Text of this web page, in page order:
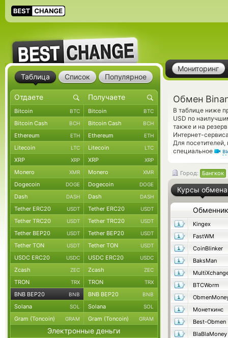
Мониторинг
Обмен
В таблице ниже
USD по
также и на
Интернет-
Для
специальное
Город: Бангкок
Курсы обмена
Обменник
Kingex
FastWM
CoinBlinker
BaksMan
BTCWorm
Монеткинс
Best-Obmen
BlaBlaMoney
Таблица Список Популярное
Bitcoin BTC Bitcoin BTC
Bitcoin Cash BCH Bitcoin Cash BCH
Ethereum ETH Ethereum ETH
Litecoin LTC Litecoin LTC
XRP XRP XRP XRP
Monero XMR Monero XMR
Dogecoin DOGE Dogecoin DOGE
Dash DASH Dash DASH
Tether ERC20 USDT Tether ERC20 USDT
Tether TRC20 USDT Tether TRC20 USDT
Tether BEP20 USDT Tether BEP20 USDT
Tether TON USDT Tether TON USDT
USDC ERC20 USDC USDC ERC20 USDC
Zcash ZEC Zcash ZEC
TRON TRX TRON TRX
BNB BEP20 BNB BNB BEP20 BNB
Solana SOL Solana SOL
Gram (Toncoin) GRAM Gram (Toncoin) GRAM
Электронные деньги